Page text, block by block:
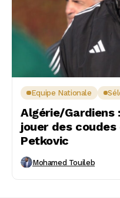
Equipe Nationale
Algérie/Gardiens
jouer des
Petkovic
Mohamed Touileb